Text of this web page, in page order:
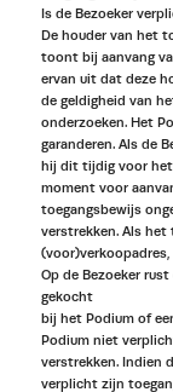
Is de Bezoeker
De houder van het
toont bij aanvang
ervan uit dat deze
de geldigheid van
onderzoeken. Het
garanderen. Als de
hij dit tijdig voor het
moment voor
toegangsbewijs
verstrekken. Als het
Op de Bezoeker
gekocht
bij het Podium of
Podium niet
verstrekken. Indien
verplicht zijn